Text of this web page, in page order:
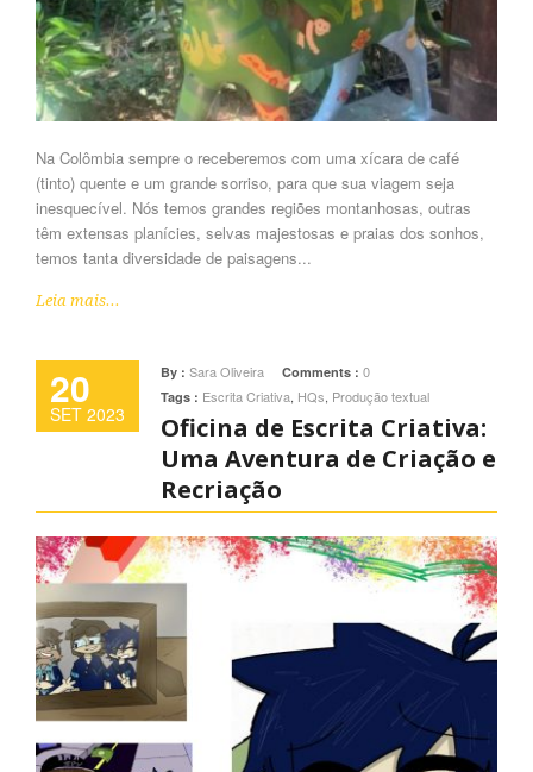
Na Colômbia sempre o receberemos com uma xícara de café
(tinto) quente e um grande sorriso, para que sua viagem seja
inesquecível. Nós temos grandes regiões montanhosas, outras
têm extensas planícies, selvas majestosas e praias dos sonhos,
temos tanta diversidade de paisagens...
Leia mais...
20
SET 2023
By : Sara Oliveira Comments : 0
Tags : Escrita Criativa HQs Produção textual
Oficina de Escrita Criativa:
Uma Aventura de Criação e
Recriação